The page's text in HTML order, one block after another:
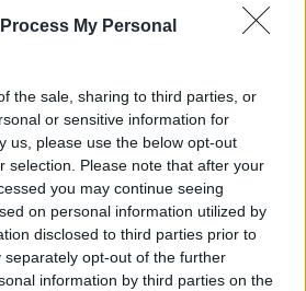
My Personal
the sale, sharing to third parties, or
or sensitive information for
us, please use the below opt-out
selection. Please note that after your
you may continue seeing
on personal information utilized by
disclosed to third parties prior to
separately opt-out of the further
information by third parties on the
για όλη την ειδησεογραφία και τα
του προσώπου του
συγκλονίζει η
έσωσε τον Σέρβο όταν
του αεροπλάνου